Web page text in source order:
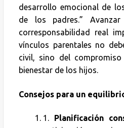
desarrollo emocional de
de los padres.”
corresponsabilidad real
vínculos parentales no
civil, sino del
bienestar de los hijos.
Consejos para un
1. Planificación